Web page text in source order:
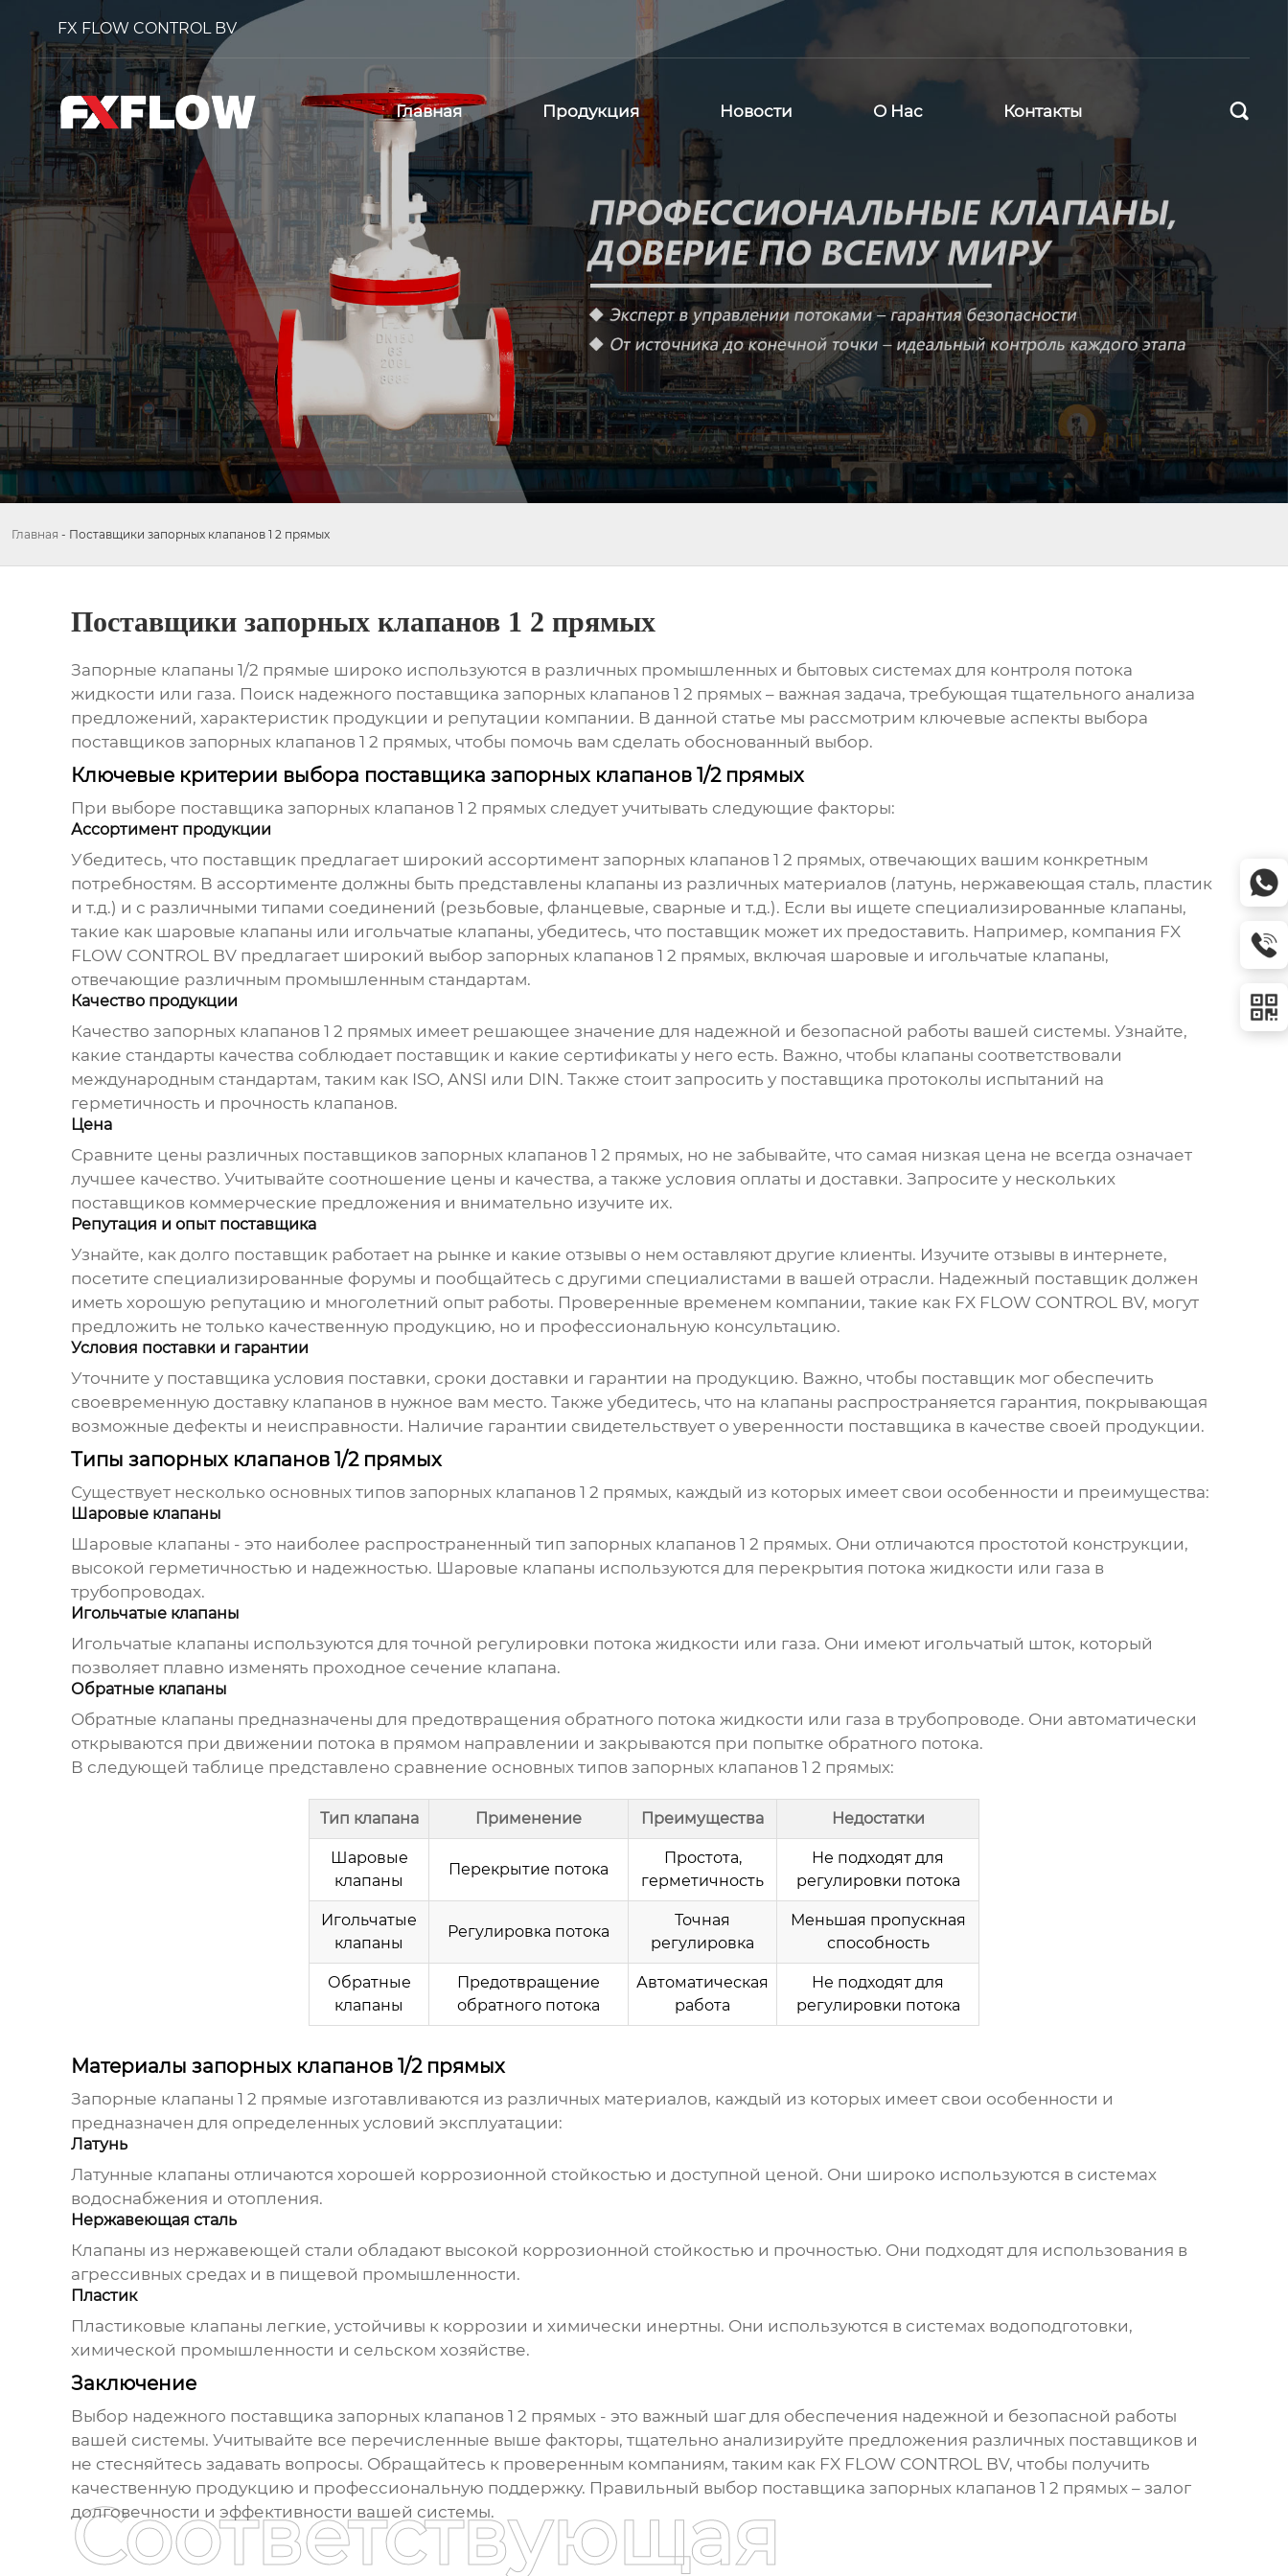
FX FLOW CONTROL BV
Главная Продукция Новости О Нас Контакты 
Главная - Поставщики запорных клапанов 1 2 прямых
Поставщики запорных клапанов 1 2 прямых
Запорные клапаны 1/2 прямые широко используются в различных промышленных и бытовых системах для контроля потока
жидкости или газа. Поиск надежного поставщика запорных клапанов 1 2 прямых– важная задача, требующая тщательного анализа
предложений, характеристик продукции и репутации компании. В данной статье мы рассмотрим ключевые аспекты выбора
поставщиков запорных клапанов 1 2 прямых, чтобы помочь вам сделать обоснованный выбор.
Ключевые критерии выбора поставщика запорных клапанов 1/2 прямых
При выборе поставщика запорных клапанов 1 2 прямыхследует учитывать следующие факторы:
Ассортимент продукции
Убедитесь, что поставщик предлагает широкий ассортимент запорных клапанов 1 2 прямых, отвечающих вашим конкретным
потребностям. В ассортименте должны быть представлены клапаны из различных материалов (латунь, нержавеющая сталь, пластик
и т.д.) и с различными типами соединений (резьбовые, фланцевые, сварные и т.д.). Если вы ищете специализированные клапаны,
такие как шаровые клапаны или игольчатые клапаны, убедитесь, что поставщик может их предоставить. Например, компания FX
FLOW CONTROL BV предлагает широкий выбор запорных клапанов 1 2 прямых, включая шаровые и игольчатые клапаны,
отвечающие различным промышленным стандартам.
Качество продукции
Качество запорных клапанов 1 2 прямыхимеет решающее значение для надежной и безопасной работы вашей системы. Узнайте,
какие стандарты качества соблюдает поставщик и какие сертификаты у него есть. Важно, чтобы клапаны соответствовали
международным стандартам, таким как ISO, ANSI или DIN. Также стоит запросить у поставщика протоколы испытаний на
герметичность и прочность клапанов.
Цена
Сравните цены различных поставщиков запорных клапанов 1 2 прямых, но не забывайте, что самая низкая цена не всегда означает
лучшее качество. Учитывайте соотношение цены и качества, а также условия оплаты и доставки. Запросите у нескольких
поставщиков коммерческие предложения и внимательно изучите их.
Репутация и опыт поставщика
Узнайте, как долго поставщик работает на рынке и какие отзывы о нем оставляют другие клиенты. Изучите отзывы в интернете,
посетите специализированные форумы и пообщайтесь с другими специалистами в вашей отрасли. Надежный поставщик должен
иметь хорошую репутацию и многолетний опыт работы. Проверенные временем компании, такие как FX FLOW CONTROL BV, могут
предложить не только качественную продукцию, но и профессиональную консультацию.
Условия поставки и гарантии
Уточните у поставщика условия поставки, сроки доставки и гарантии на продукцию. Важно, чтобы поставщик мог обеспечить
своевременную доставку клапанов в нужное вам место. Также убедитесь, что на клапаны распространяется гарантия, покрывающая
возможные дефекты и неисправности. Наличие гарантии свидетельствует о уверенности поставщика в качестве своей продукции.
Типы запорных клапанов 1/2 прямых
Существует несколько основных типов запорных клапанов 1 2 прямых, каждый из которых имеет свои особенности и преимущества:
Шаровые клапаны
Шаровые клапаны - это наиболее распространенный тип запорных клапанов 1 2 прямых. Они отличаются простотой конструкции,
высокой герметичностью и надежностью. Шаровые клапаны используются для перекрытия потока жидкости или газа в
трубопроводах.
Игольчатые клапаны
Игольчатые клапаны используются для точной регулировки потока жидкости или газа. Они имеют игольчатый шток, который
позволяет плавно изменять проходное сечение клапана.
Обратные клапаны
Обратные клапаны предназначены для предотвращения обратного потока жидкости или газа в трубопроводе. Они автоматически
открываются при движении потока в прямом направлении и закрываются при попытке обратного потока.
В следующей таблице представлено сравнение основных типов запорных клапанов 1 2 прямых:
Тип клапана Применение Преимущества Недостатки
Шаровые
клапаны
Перекрытие потока
Простота,
герметичность
Не подходят для
регулировки потока
Игольчатые
клапаны
Регулировка потока
Точная
регулировка
Меньшая пропускная
способность
Обратные
клапаны
Предотвращение
обратного потока
Автоматическая
работа
Не подходят для
регулировки потока
Материалы запорных клапанов 1/2 прямых
Запорные клапаны 1 2 прямые изготавливаются из различных материалов, каждый из которых имеет свои особенности и
предназначен для определенных условий эксплуатации:
Латунь
Латунные клапаны отличаются хорошей коррозионной стойкостью и доступной ценой. Они широко используются в системах
водоснабжения и отопления.
Нержавеющая сталь
Клапаны из нержавеющей стали обладают высокой коррозионной стойкостью и прочностью. Они подходят для использования в
агрессивных средах и в пищевой промышленности.
Пластик
Пластиковые клапаны легкие, устойчивы к коррозии и химически инертны. Они используются в системах водоподготовки,
химической промышленности и сельском хозяйстве.
Заключение
Выбор надежного поставщика запорных клапанов 1 2 прямых- это важный шаг для обеспечения надежной и безопасной работы
вашей системы. Учитывайте все перечисленные выше факторы, тщательно анализируйте предложения различных поставщиков и
не стесняйтесь задавать вопросы. Обращайтесь к проверенным компаниям, таким как FX FLOW CONTROL BV, чтобы получить
качественную продукцию и профессиональную поддержку. Правильный выбор поставщика запорных клапанов 1 2 прямых– залог
долговечности и эффективности вашей системы.
Соответствующая